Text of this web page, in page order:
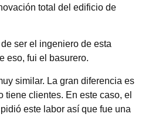
total del edificio de
ser el ingeniero de esta
eso, fui el basurero.
similar. La gran diferencia es
tiene clientes. En este caso, el
este labor así que fue una